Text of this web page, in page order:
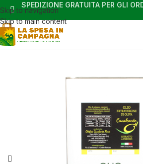
Skip to navigation
Skip to main content
SPEDIZIONE GRATUITA PER GLI